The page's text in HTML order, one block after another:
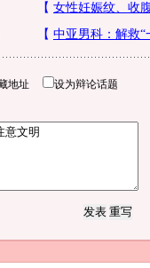
地址 设为辩论话题